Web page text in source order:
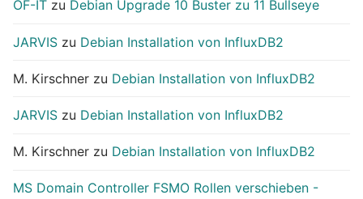
OF-IT zu Debian Upgrade 10 Buster zu 11 Bullseye
JARVIS zu Debian Installation von InfluxDB2
M. Kirschner zu Debian Installation von InfluxDB2
JARVIS zu Debian Installation von InfluxDB2
M. Kirschner zu Debian Installation von InfluxDB2
MS Domain Controller FSMO Rollen verschieben -